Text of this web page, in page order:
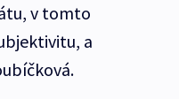
v tomto
a